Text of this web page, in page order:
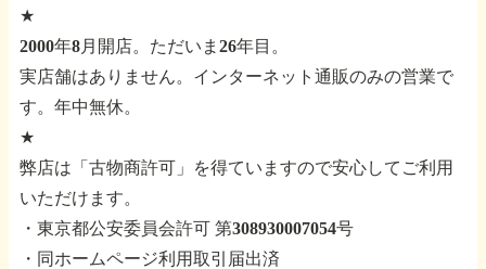
★
2000年8月開店。ただいま26年目。
実店舗はありません。インターネット通販のみの営業で
す。年中無休。
★
弊店は「古物商許可」を得ていますので安心してご利用
いただけます。
・東京都公安委員会許可 第308930007054号
・同ホームページ利用取引届出済